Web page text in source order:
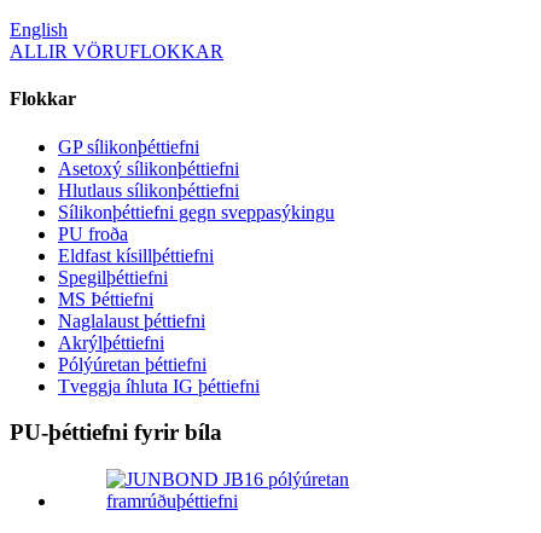
English
ALLIR VÖRUFLOKKAR
Flokkar
GP sílikonþéttiefni
Asetoxý sílikonþéttiefni
Hlutlaus sílikonþéttiefni
Sílikonþéttiefni gegn sveppasýkingu
PU froða
Eldfast kísillþéttiefni
Spegilþéttiefni
MS Þéttiefni
Naglalaust þéttiefni
Akrýlþéttiefni
Pólýúretan þéttiefni
Tveggja íhluta IG þéttiefni
PU-þéttiefni fyrir bíla